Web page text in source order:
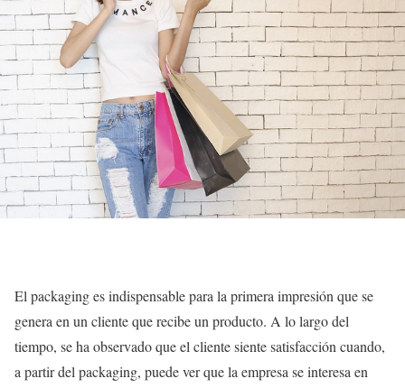
El packaging es indispensable para la primera impresión que se
genera en un cliente que recibe un producto. A lo largo del
tiempo, se ha observado que el cliente siente satisfacción cuando,
a partir del packaging, puede ver que la empresa se interesa en